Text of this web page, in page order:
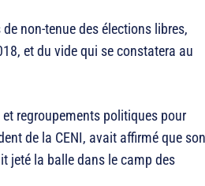
non-tenue des élections libres,
et du vide qui se constatera au
regroupements politiques pour
de la CENI, avait affirmé que son
jeté la balle dans le camp des